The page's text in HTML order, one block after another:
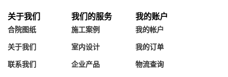
关于我们
合院图纸
关于我们
联系我们
我们的服务
施工案例
室内设计
企业产品
我的账户
我的帐户
我的订单
物流查询